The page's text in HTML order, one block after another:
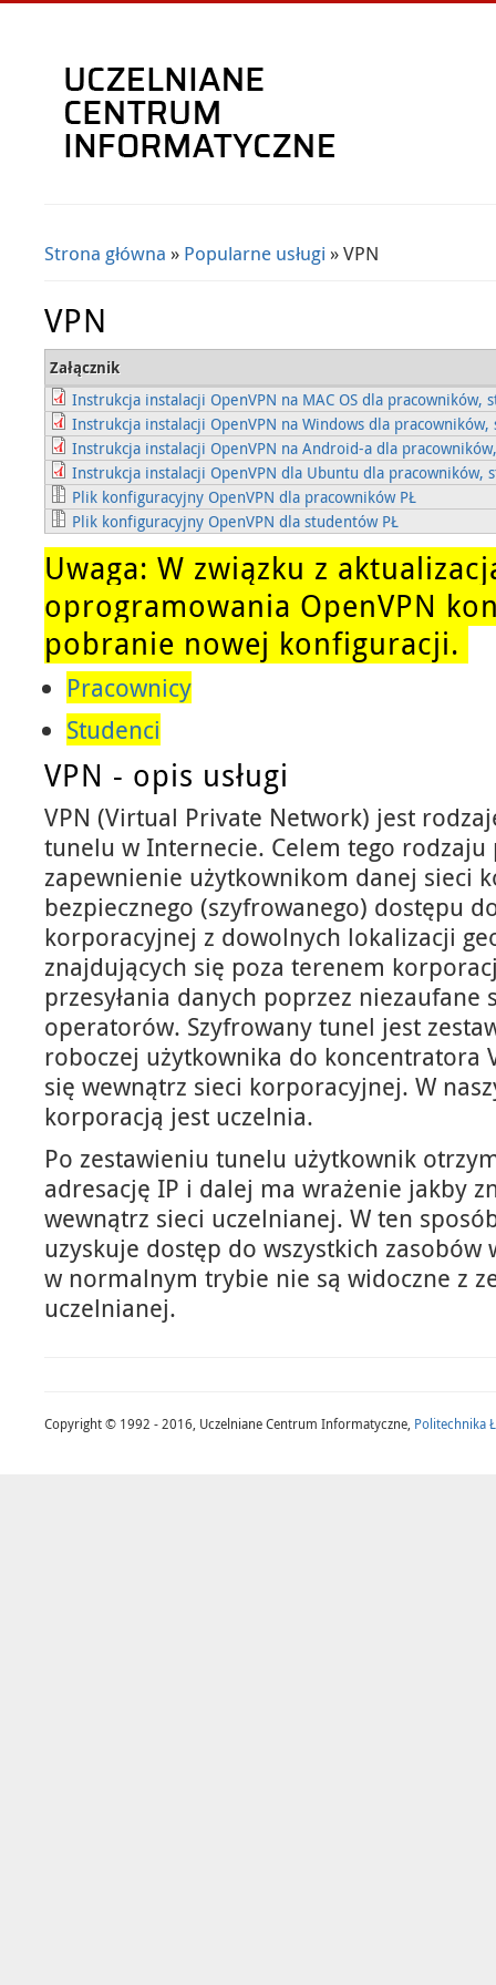
Jesteś tutaj
Strona główna » Popularne usługi » VPN
VPN
Załącznik
Instrukcja instalacji OpenVPN na MAC OS dla pracowników,
Instrukcja instalacji OpenVPN na Windows dla pracowników,
Instrukcja instalacji OpenVPN na Android-a dla
Instrukcja instalacji OpenVPN dla Ubuntu dla pracowników,
Plik konfiguracyjny OpenVPN dla pracowników PŁ
Plik konfiguracyjny OpenVPN dla studentów PŁ
Uwaga: W związku z
oprogramowania OpenVPN
pobranie nowej konfiguracji.
Pracownicy
Studenci
VPN - opis usługi
VPN (Virtual Private Network) jest
tunelu w Internecie. Celem tego rodzaju
zapewnienie użytkownikom danej sieci
bezpiecznego (szyfrowanego) dostępu
korporacyjnej z dowolnych lokalizacji
znajdujących się poza terenem
przesyłania danych poprzez niezaufane
operatorów. Szyfrowany tunel jest
roboczej użytkownika do koncentratora
się wewnątrz sieci korporacyjnej. W
korporacją jest uczelnia.
Po zestawieniu tunelu użytkownik
adresację IP i dalej ma wrażenie jakby
wewnątrz sieci uczelnianej. W ten
uzyskuje dostęp do wszystkich
w normalnym trybie nie są widoczne z
uczelnianej.
Copyright © 1992 - 2016, Uczelniane Centrum Informatyczne, Politechnika